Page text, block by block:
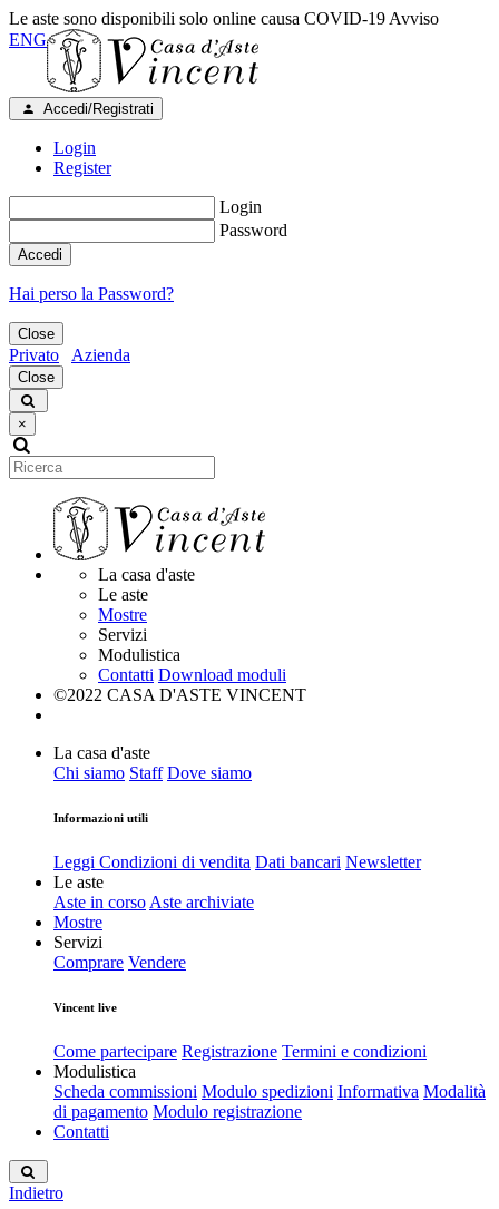
Le aste sono disponibili solo online causa COVID-19 Avviso
ENG
Accedi/Registrati
Login
Register
Login
Password
Accedi
Hai perso la Password?
Close
Privato Azienda
Close
×
La casa d'aste
Le aste
Mostre
Servizi
Modulistica
Contatti Download moduli
©2022 CASA D'ASTE VINCENT
La casa d'aste
Chi siamo Staff Dove siamo
Informazioni utili
Leggi Condizioni di vendita Dati bancari Newsletter
Le aste
Aste in corso Aste archiviate
Mostre
Servizi
Comprare Vendere
Vincent live
Come partecipare Registrazione Termini e condizioni
Modulistica
Scheda commissioni Modulo spedizioni Informativa Modalità
di pagamento Modulo registrazione
Contatti
Indietro